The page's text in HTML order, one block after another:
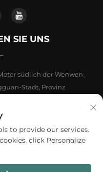
SIE UNS
südlich der Wenwen-
Stadt, Provinz
to provide our services.
click Personalize